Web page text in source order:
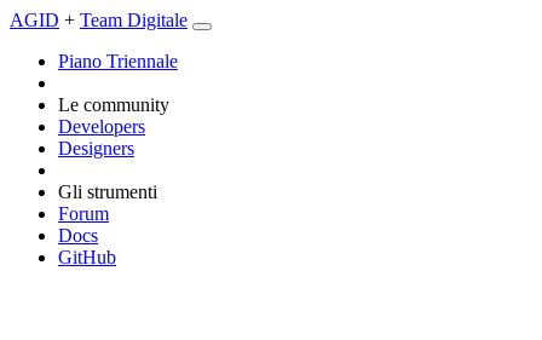
AGID + Team Digitale
Piano Triennale
Le community
Developers
Designers
Gli strumenti
Forum
Docs
GitHub